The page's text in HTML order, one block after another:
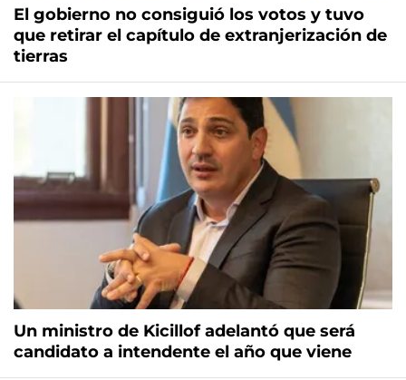
El gobierno no consiguió los votos y tuvo
que retirar el capítulo de extranjerización de
tierras
Un ministro de Kicillof adelantó que será
candidato a intendente el año que viene